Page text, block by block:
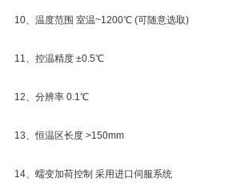
10、温度范围 室温~1200℃ (可随意选取)
11、控温精度 ±0.5℃
12、分辨率 0.1℃
13、恒温区长度 >150mm
14、蠕变加荷控制 采用进口伺服系统